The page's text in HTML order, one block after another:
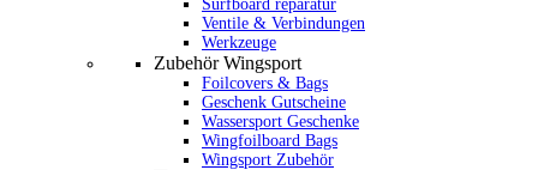
Surfboard reparatur
Ventile & Verbindungen
Werkzeuge
Zubehör Wingsport
Foilcovers & Bags
Geschenk Gutscheine
Wassersport Geschenke
Wingfoilboard Bags
Wingsport Zubehör